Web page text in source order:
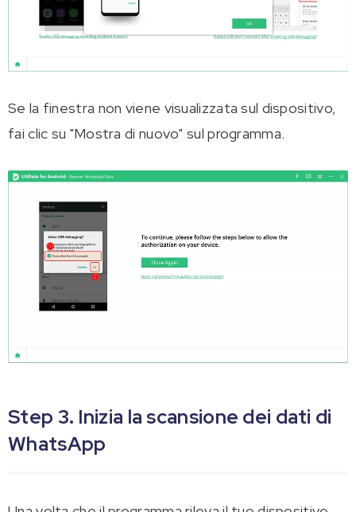
Se la finestra non viene visualizzata sul dispositivo,
fai clic su "Mostra di nuovo" sul programma.
Step 3. Inizia la scansione dei dati di
WhatsApp